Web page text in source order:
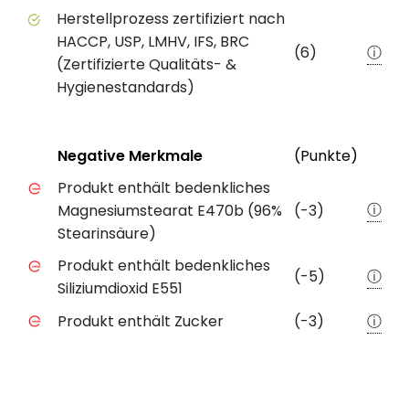
Herstellprozess zertifiziert nach
HACCP, USP, LMHV, IFS, BRC
(Zertifizierte Qualitäts- &
Hygienestandards)
(6) ⓘ
Negative Merkmale des Produkts mit Punkteabzug
StatusNegative Merkmale (Punkte)
Produkt enthält bedenkliches
Magnesiumstearat E470b (96%
Stearinsäure)
(-3) ⓘ
Produkt enthält bedenkliches
Siliziumdioxid E551
(-5) ⓘ
Produkt enthält Zucker (-3) ⓘ